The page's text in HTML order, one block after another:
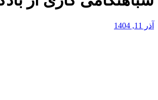
آذر 11, 1404